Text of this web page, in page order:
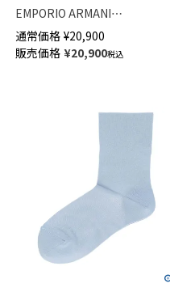
EMPORIO ARMANI
ENDURANCE エンデュランスロ
ゴ 【S・M・Lサイズ】 パジャマ上
下セット EUサイズ バミューダ
通常価格 ¥20,900
販売価格 ¥20,900税込